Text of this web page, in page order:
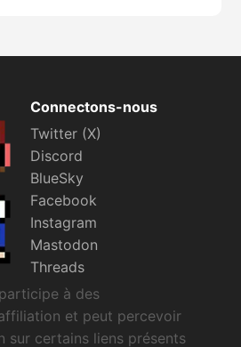
Connectons-nous
Twitter (X)
Discord
BlueSky
Facebook
Instagram
Mastodon
Threads
à des
et peut percevoir
sur certains liens présents